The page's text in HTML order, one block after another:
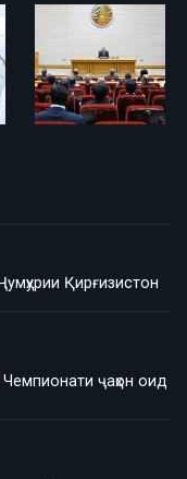
Қирғизистон
ҷаҳон оид